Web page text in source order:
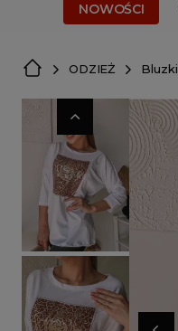
NOWOŚCI
ODZIEŻ Bluzki